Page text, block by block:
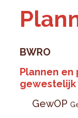
BWRO
Plannen en
gewestelijk
GewOP